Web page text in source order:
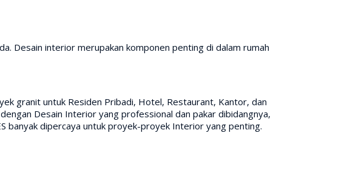
Desain interior merupakan komponen penting di dalam rumah
granit untuk Residen Pribadi, Hotel, Restaurant, Kantor, dan
Desain Interior yang professional dan pakar dibidangnya,
banyak dipercaya untuk proyek-proyek Interior yang penting.